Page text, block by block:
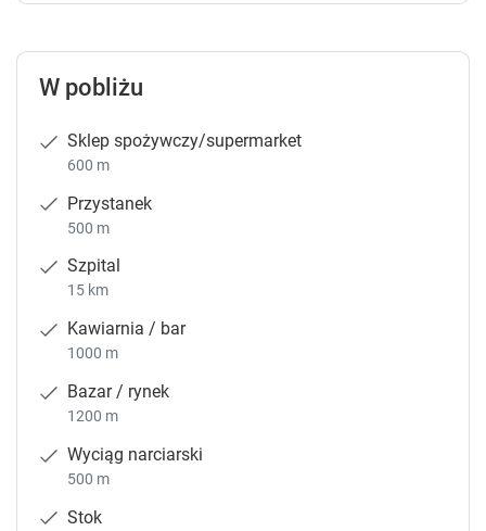
W pobliżu
Sklep spożywczy/supermarket
600 m
Przystanek
500 m
Szpital
15 km
Kawiarnia / bar
1000 m
Bazar / rynek
1200 m
Wyciąg narciarski
500 m
Stok